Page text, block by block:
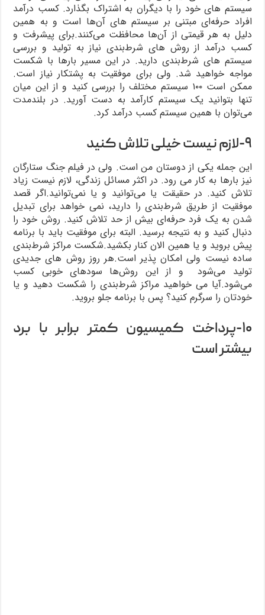
سیستم های خود را با دیگران به اشتراک بگذارد. کسب درآمد
افراد حرفه‌ای مبتنی بر سیستم های آن‌ها است و به همین
دلیل به هر قیمتی از آن‌ها محافظت می‌کنند.برای پیشرفت و
کسب درآمد از روش های شرط‌بندی نیاز به تولید و بررسی
سیستم های شرط‌بندی دارید. در این مسیر بارها با شکست
مواجه خواهید شد. ولی برای موفقیت به پشتکار نیاز است.
ممکن است ۱۰۰ سیستم مختلف را بررسی کنید و از این میان
تنها بتوانید یک سیستم کارآمد به دست آورید. در بلندمدت
می‌توان با همین سیستم کسب درآمد کرد.
۹-لازم نیست خیلی تلاش کنید
این جمله یکی از دوستان من است. ولی در فیلم جنگ ستارگان
نیز بارها به کار می رود. در اکثر مسائل زندگی، لازم نیست زیاد
تلاش کنید. در حقیقت یا می‌توانید و یا نمی‌توانید.اگر قصد
موفقیت از طریق شرط‌بندی را دارید، نمی خواهد برای تبدیل
شدن به یک فرد حرفه‌ای بیش از حد تلاش کنید. روش خود را
دنبال کنید و به نتیجه برسید. البته برای موفقیت باید با برنامه
پیش بروید و یا همین الان کنار بکشید.شکست مراکز شرط‌بندی
ساده نیست ولی امکان پذیر است.هر روز روش های جدیدی
تولید می‌شود و از این روش‌ها سودهای خوبی کسب
می‌شود.آیا می خواهید مراکز شرط‌بندی را شکست دهید و یا
خودتان را سرگرم کنید؟ پس با برنامه جلو بروید.
۱۰-پرداخت کمیسیون کمتر برابر با برد
بیشتر است